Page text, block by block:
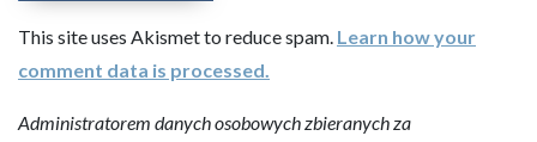
This site uses Akismet to reduce spam. Learn how your
comment data is processed.
Administratorem danych osobowych zbieranych za